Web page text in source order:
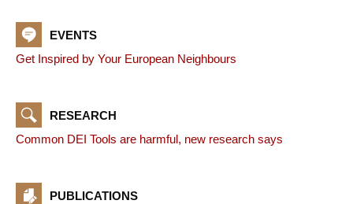
EVENTS
Get Inspired by Your European Neighbours
RESEARCH
Common DEI Tools are harmful, new research says
PUBLICATIONS